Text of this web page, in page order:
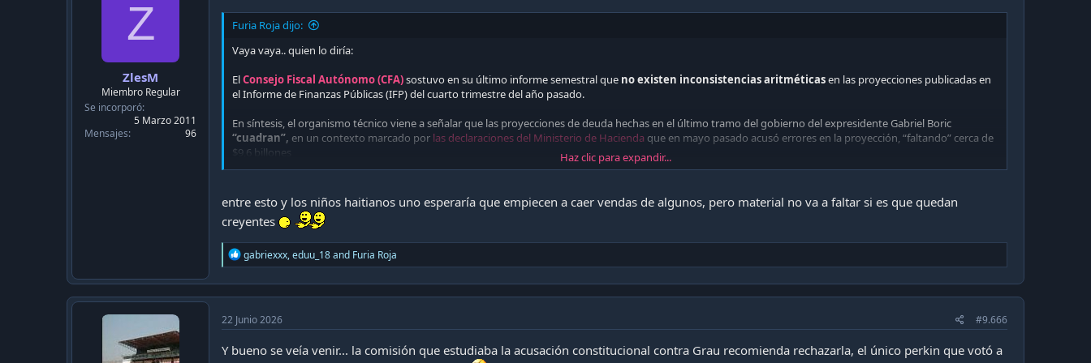
n
s
Z
ZlesM
Miembro Regular
Se incorporó
5 Marzo 2011
Mensajes
96
Furia Roja dijo:
Vaya vaya.. quien lo diría:
ElConsejo Fiscal Autónomo (CFA)sostuvo en su último informe semestral que no existen inconsistencias aritméticasen las proyecciones publicadas en
el Informe de Finanzas Públicas (IFP) del cuarto trimestre del año pasado.
En síntesis, el organismo técnico viene a señalar que las proyecciones de deuda hechas en el último tramo del gobierno del expresidente Gabriel Boric
“cuadran”, en un contexto marcado por las declaraciones del Ministerio de Hacienda que en mayo pasado acusó errores en la proyección, “faltando” cerca de
$9,6 billones
El Consejo Fiscal Autónomo (CFA) sostuvo en su último informe semestral que no existen
inconsistencias aritméticas en...
Haz clic para expandir...
entre esto y los niños haitianos uno esperaría que empiecen a caer vendas de algunos, pero material no va a faltar si es que quedan
creyentes
R
e
i
o
s
gabriexxx,eduu_18and Furia Roja
22 Junio 2026 #9.666
Y bueno se veía venir... la comisión que estudiaba la acusación constitucional contra Grau recomienda rechazarla, el único perkin que votó a